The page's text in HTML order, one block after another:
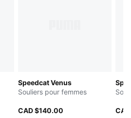
Speedcat Venus
Souliers pour femmes
CAD $140.00